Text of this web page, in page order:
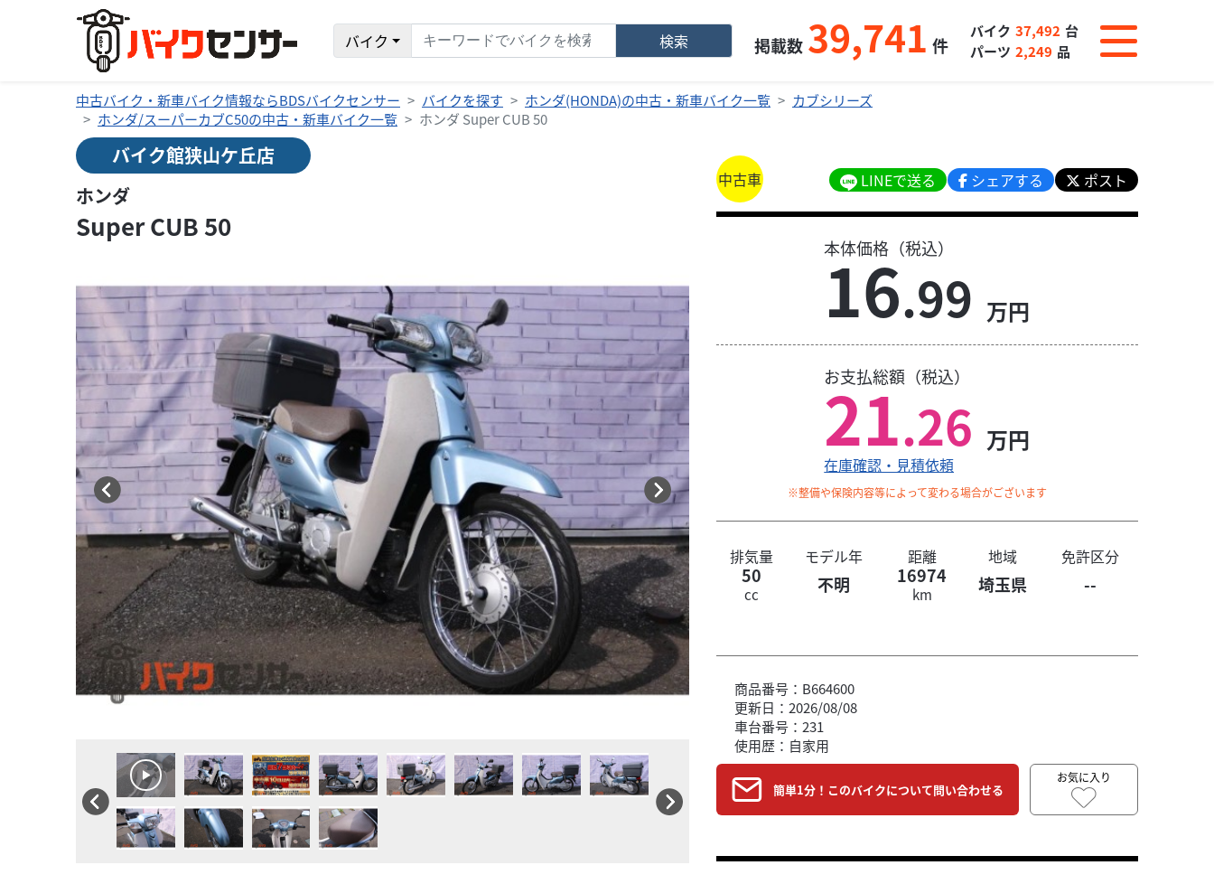
バイク 検索 掲載数 39,741 件
バイク 37,492 台
パーツ 2,249 品
中古バイク・新車バイク情報ならBDSバイクセンサー バイクを探す ホンダ(HONDA)の中古・新車バイク一覧
カブシリーズ
ホンダ/スーパーカブC50の中古・新車バイク一覧
ホンダ Super CUB 50
バイク館狭山ケ丘店
ホンダ
Super CUB 50
中古車 LINEで送る シェアする ポスト
本体価格（税込）
16.99 万円
お支払総額（税込）
21.26 万円
在庫確認・見積依頼
※整備や保険内容等によって変わる場合がございます
排気量 モデル年 距離 地域 免許区分
50
cc 不明 16974
km 埼玉県 --
商品番号：B664600
更新日：2026/08/08
車台番号：231
使用歴：自家用
簡単1分！このバイクについて問い合わせる
お気に入り